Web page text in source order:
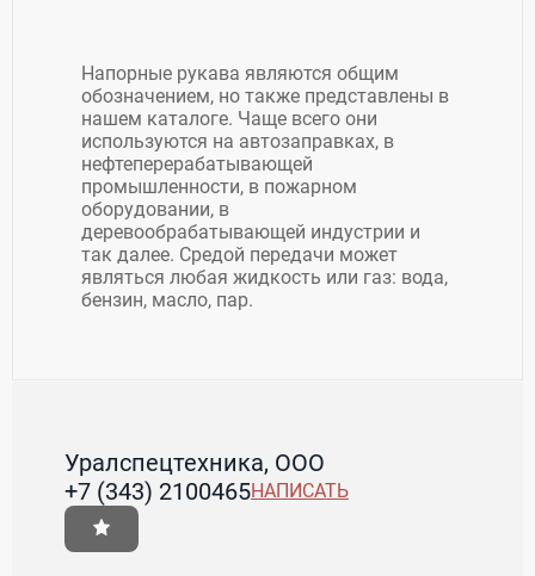
Напорные рукава являются общим
обозначением, но также представлены в
нашем каталоге. Чаще всего они
используются на автозаправках, в
нефтеперерабатывающей
промышленности, в пожарном
оборудовании, в
деревообрабатывающей индустрии и
так далее. Средой передачи может
являться любая жидкость или газ: вода,
бензин, масло, пар.
Уралспецтехника, ООО
+7 (343) 2100465НАПИСАТЬ